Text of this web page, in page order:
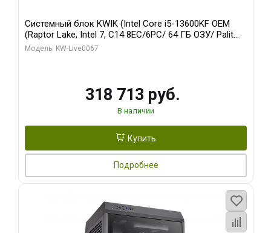
Системный блок KWIK (Intel Core i5-13600KF OEM
(Raptor Lake, Intel 7, C14 8EC/6PC/ 64 ГБ ОЗУ/ Palit
RTX5080 GAMINGPRO OC 16GB GDDR7 256bit 3xDP
Модель: KW-Live0067
318 713 руб.
В наличии
Купить
Подробнее